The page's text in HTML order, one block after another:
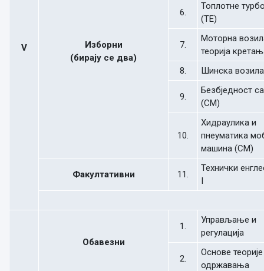
V
Изборни
(бирају се два)
6.
Топлотне
(ТЕ)
7.
Моторна
теорија
8.
Шинска
9.
Безбједност
(СМ)
10.
Хидраулика и
пнеуматика
машина (СМ)
Факултативни 11.
Технички
I
Обавезни
1.
Управљање и
регулација
2.
Основе теорије
одржавања